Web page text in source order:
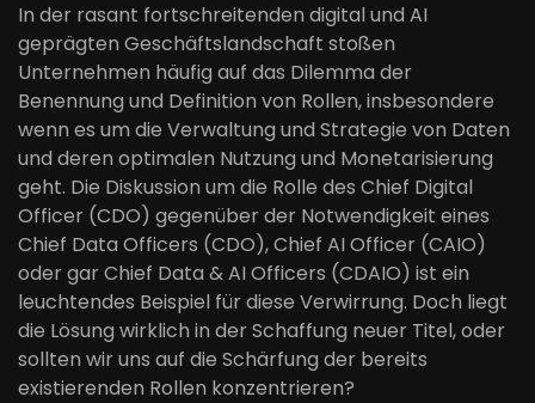
In der rasant fortschreitenden digital und AI
geprägten Geschäftslandschaft stoßen
Unternehmen häufig auf das Dilemma der
Benennung und Definition von Rollen, insbesondere
wenn es um die Verwaltung und Strategie von Daten
und deren optimalen Nutzung und Monetarisierung
geht. Die Diskussion um die Rolle des Chief Digital
Officer (CDO) gegenüber der Notwendigkeit eines
Chief Data Officers (CDO), Chief AI Officer (CAIO)
oder gar Chief Data & AI Officers (CDAIO) ist ein
leuchtendes Beispiel für diese Verwirrung. Doch liegt
die Lösung wirklich in der Schaffung neuer Titel, oder
sollten wir uns auf die Schärfung der bereits
existierenden Rollen konzentrieren?